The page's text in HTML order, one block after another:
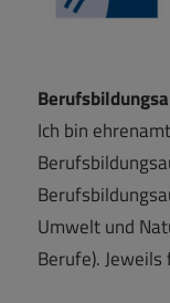
Ich bin
Umwelt und
Berufe).